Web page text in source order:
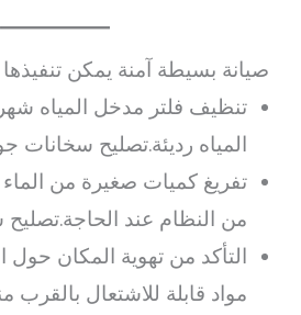
صيانة بسيطة آمنة يمكن
تنظيف فلتر مدخل المياه
المياه رديئة.تصليح سخانات
تفريغ كميات صغيرة من الماء
من النظام عند
التأكد من تهوية المكان
مواد قابلة للاشتعال بالقرب